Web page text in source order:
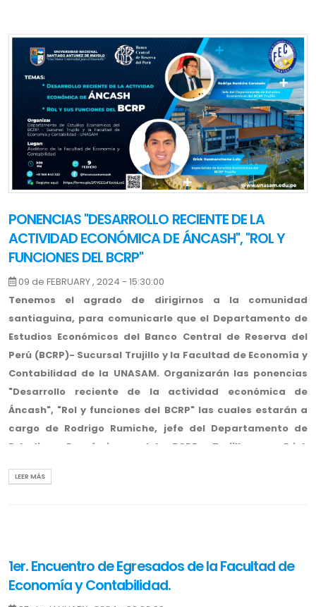
PONENCIAS "DESARROLLO RECIENTE DE LA
ACTIVIDAD ECONÓMICA DE ÁNCASH", "ROL Y
FUNCIONES DEL BCRP"
09 de FEBRUARY , 2024 - 15:30:00
Tenemos el agrado de dirigirnos a la comunidad
santiaguina, para comunicarle que el Departamento de
Estudios Económicos del Banco Central de Reserva del
Perú (BCRP)- Sucursal Trujillo y la Facultad de Economía y
Contabilidad de la UNASAM. Organizarán las ponencias
"Desarrollo reciente de la actividad económica de
Áncash", "Rol y funciones del BCRP" las cuales estarán a
cargo de Rodrigo Rumiche, jefe del Departamento de
Estudios Económicos del BCRP Trujillo, y Erick
BCRP Trujillo, respectivamente.
Lugar: Auditorio de la Facultad de Economía y
LEER MÁS
1er. Encuentro de Egresados de la Facultad de
Economía y Contabilidad.